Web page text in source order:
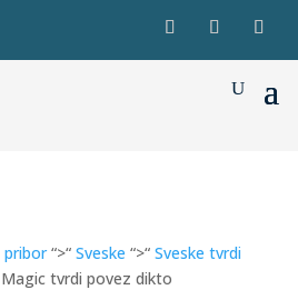
pribor“>“ Sveske “>“ Sveske tvrdi
Magic tvrdi povez dikto